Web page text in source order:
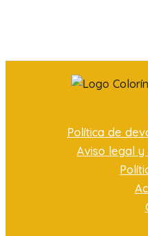
Política de
Aviso legal